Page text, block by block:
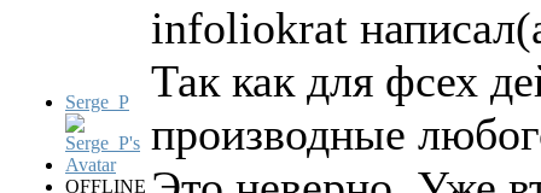
Serge_P
OFFLINE
infoliokrat
Так как для фсех
производные